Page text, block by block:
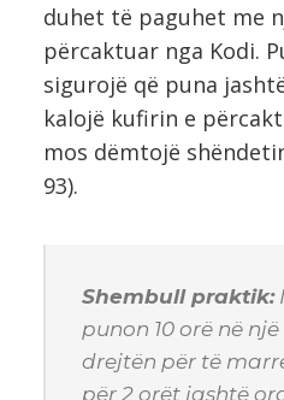
duhet të paguhet me
përcaktuar nga Kodi.
sigurojë që puna
kalojë kufirin e
mos dëmtojë
93).
Shembull praktik:
punon 10 orë në
drejtën për të
për 2 orët jashtë